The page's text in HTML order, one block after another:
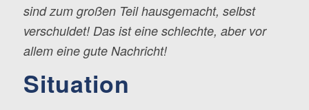
sind zum großen Teil hausgemacht, selbst
verschuldet! Das ist eine schlechte, aber vor
allem eine gute Nachricht!
Situation